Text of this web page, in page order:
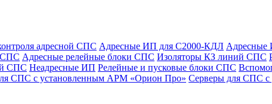
адресной СПС Адресные ИП для С2000-КДЛ Адресные
СПС Адресные релейные блоки СПС Изоляторы КЗ линий СПС
СПС Неадресные ИП Релейные и пусковые блоки СПС
СПС с установленным АРМ «Орион Про» Серверы для СПС